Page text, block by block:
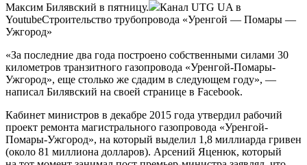
Максим Билявский в пятницу.
Канал UTG UA в
YoutubeСтроительство трубопровода «Уренгой — Помары —
Ужгород»
«За последние два года построено собственными силами 30
километров транзитного газопровода «Уренгой-Помары-
Ужгород», еще столько же сдадим в следующем году», —
написал Билявский на своей странице в Facebook.
Кабинет министров в декабре 2015 года утвердил рабочий
проект ремонта магистрального газопровода «Уренгой-
Помары-Ужгород», на который выделил 1,8 миллиарда гривен
(около 81 миллиона долларов). Арсений Яценюк, который